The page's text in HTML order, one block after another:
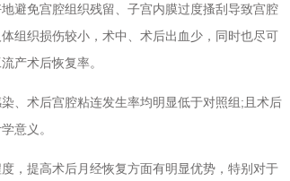
避免宫腔组织残留、子宫内膜过度搔刮导致宫腔
组织损伤较小，术中、术后出血少，同时也尽可
产术后恢复率。
术后宫腔粘连发生率均明显低于对照组;且术后
意义。
提高术后月经恢复方面有明显优势，特别对于